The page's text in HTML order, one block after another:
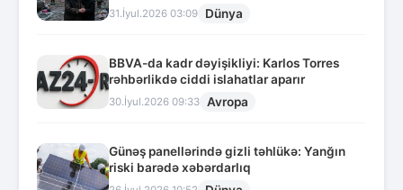
31.İyul.2026 03:09 Dünya
BBVA-da kadr dəyişikliyi: Karlos Torres
rəhbərlikdə ciddi islahatlar aparır
30.İyul.2026 09:33 Avropa
Günəş panellərində gizli təhlükə: Yanğın
riski barədə xəbərdarlıq